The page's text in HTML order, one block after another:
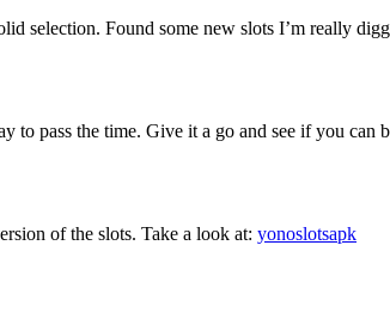
selection. Found some new slots I’m really
to pass the time. Give it a go and see if you can
of the slots. Take a look at: yonoslotsapk